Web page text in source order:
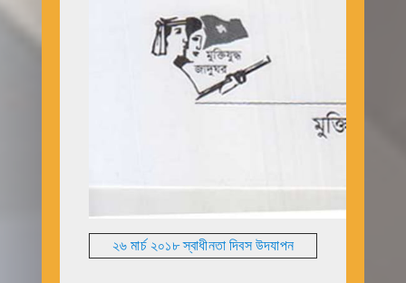
২৬ মার্চ ২০১৮ স্বাধীনতা দিবস উদযাপন